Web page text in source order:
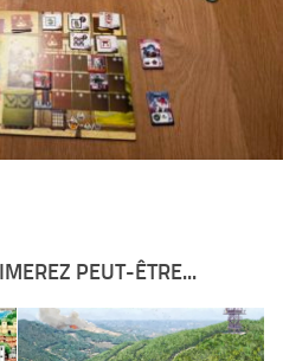
PEUT-ÊTRE...